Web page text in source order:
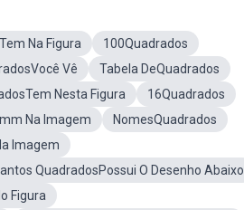
Na Figura
100Quadrados
Vê
Tabela DeQuadrados
Nesta Figura
16Quadrados
Na Imagem
NomesQuadrados
Imagem
QuadradosPossui O Desenho Abaixo
Figura